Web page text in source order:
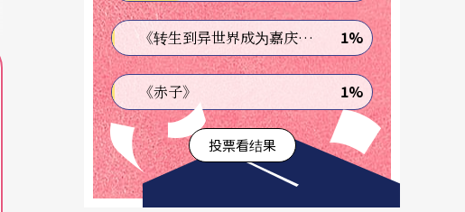
《转生到异世界成为嘉庆君—发现我的祖先是诈骗集团!?》 1%
《赤子》 1%
投票看结果